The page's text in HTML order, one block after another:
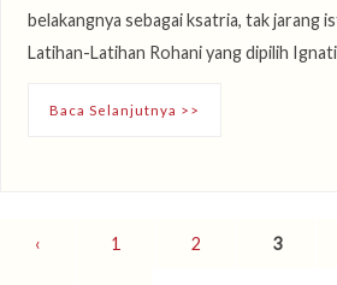
belakangnya sebagai ksatria, tak jarang
Latihan-Latihan Rohani yang dipilih
Baca Selanjutnya >>
‹ 1 2 3